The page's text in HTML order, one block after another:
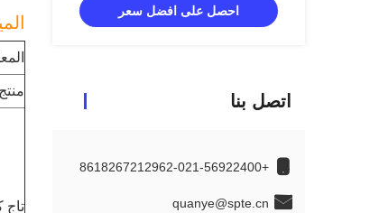
احصل على افضل سعر
اتصل بنا
+8618267212962-021-56922400
quanye@spte.cn
منتج
تاج